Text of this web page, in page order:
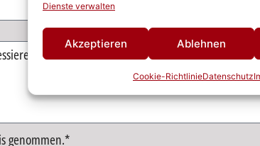
Dienste verwalten
Akzeptieren Ablehnen
Cookie-RichtlinieDatenschutz
genommen.*